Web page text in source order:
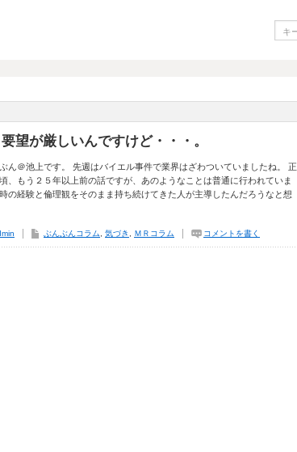
望が厳しいんですけど・・・。
ん＠池上です。 先週はバイエル事件で業界はざわついていましたね。 正
、もう２５年以上前の話ですが、あのようなことは普通に行われていま
の経験と倫理観をそのまま持ち続けてきた人が主導したんだろうなと想
ぶんぶんコラム 気づき ＭＲコラム コメントを書く